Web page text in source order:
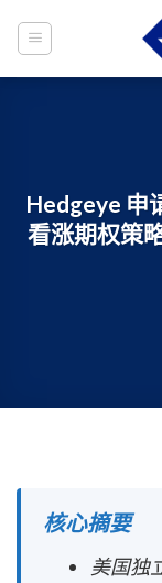
Hedgeye 申
看涨期权策
核心摘要
美国独